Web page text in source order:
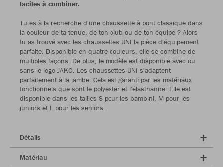
faciles à combiner.
Tu es à la recherche d'une chaussette à pont classique dans
la couleur de ta tenue, de ton club ou de ton équipe ? Alors
tu as trouvé avec les chaussettes UNI la pièce d'équipement
parfaite. Disponible en quatre couleurs, elle se combine de
multiples façons. De plus, le modèle est disponible avec ou
sans le logo JAKO. Les chaussettes UNI s'adaptent
parfaitement à la jambe. Cela est garanti par les matériaux
fonctionnels que sont le polyester et l'élasthanne. Elle est
disponible dans les tailles S pour les bambini, M pour les
juniors et L pour les seniors.
Détails
Matériau